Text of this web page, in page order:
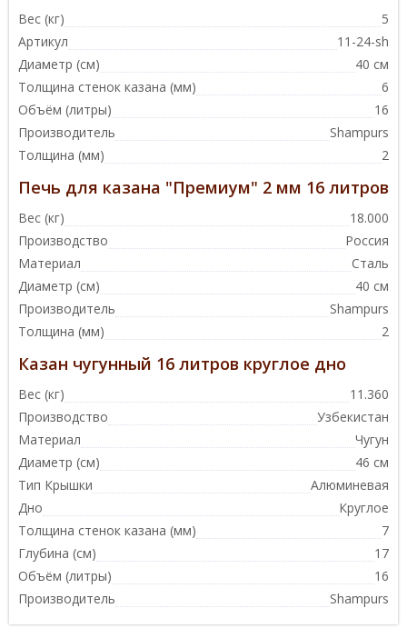
Вес (кг)
5
Артикул
11-24-sh
Диаметр (см)
40 см
Толщина стенок казана (мм)
6
Объём (литры)
16
Производитель
Shampurs
Толщина (мм)
2
Печь для казана "Премиум" 2 мм 16 литров
Вес (кг)
18.000
Производство
Россия
Материал
Сталь
Диаметр (см)
40 см
Производитель
Shampurs
Толщина (мм)
2
Казан чугунный 16 литров круглое дно
Вес (кг)
11.360
Производство
Узбекистан
Материал
Чугун
Диаметр (см)
46 см
Тип Крышки
Алюминевая
Дно
Круглое
Толщина стенок казана (мм)
7
Глубина (см)
17
Объём (литры)
16
Производитель
Shampurs